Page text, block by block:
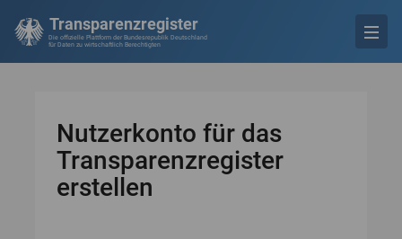
Transparenzregister
Die offizielle Plattform der Bundesrepublik Deutschland
für Daten zu wirtschaftlich Berechtigten
Nutzerkonto für das
Transparenzregister
erstellen